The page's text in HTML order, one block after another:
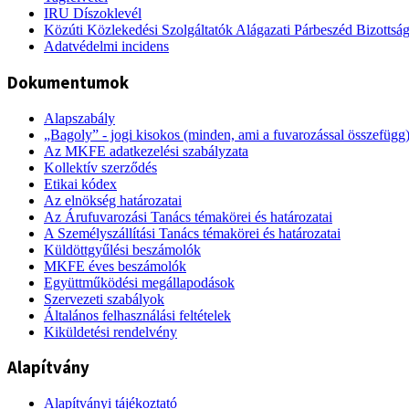
IRU Díszoklevél
Közúti Közlekedési Szolgáltatók Alágazati Párbeszéd
Adatvédelmi incidens
Dokumentumok
Alapszabály
„Bagoly” - jogi kisokos (minden, ami a fuvarozással összefügg)
Az MKFE adatkezelési szabályzata
Kollektív szerződés
Etikai kódex
Az elnökség határozatai
Az Árufuvarozási Tanács témakörei és határozatai
A Személyszállítási Tanács témakörei és határozatai
Küldöttgyűlési beszámolók
MKFE éves beszámolók
Együttműködési megállapodások
Szervezeti szabályok
Általános felhasználási feltételek
Kiküldetési rendelvény
Alapítvány
Alapítványi tájékoztató